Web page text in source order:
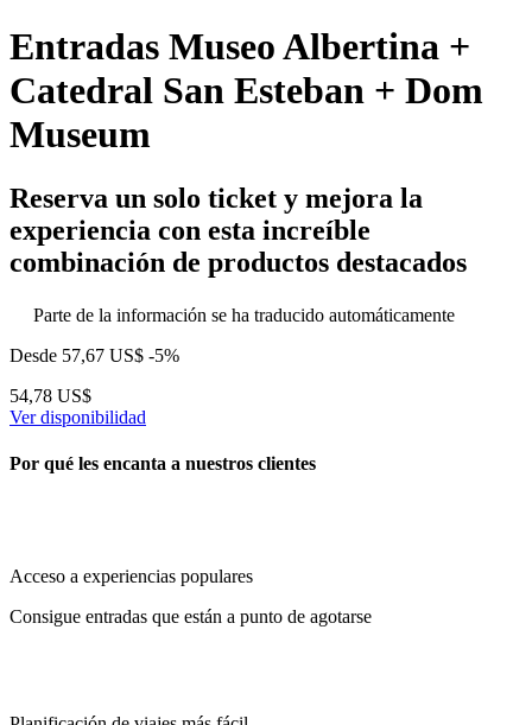
Entradas Museo Albertina +
Catedral San Esteban + Dom
Museum
Reserva un solo ticket y mejora la
experiencia con esta increíble
combinación de productos destacados
Parte de la información se ha traducido automáticamente
Desde 57,67 US$ -5%
54,78 US$
Ver disponibilidad
Por qué les encanta a nuestros clientes
Acceso a experiencias populares
Consigue entradas que están a punto de agotarse